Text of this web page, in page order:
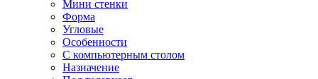
Мини стенки
Форма
Угловые
Особенности
С компьютерным столом
Назначение